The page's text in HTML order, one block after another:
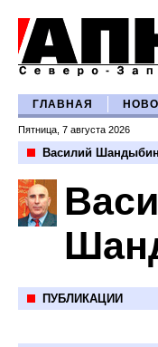
ГЛАВНАЯ
Пятница, 7 августа 2026
Василий Шандыбин
ПУБЛИКАЦИИ